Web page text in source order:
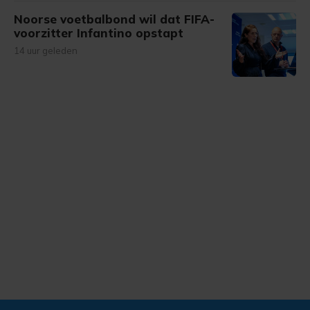
Noorse voetbalbond wil dat FIFA-
voorzitter Infantino opstapt
14 uur geleden